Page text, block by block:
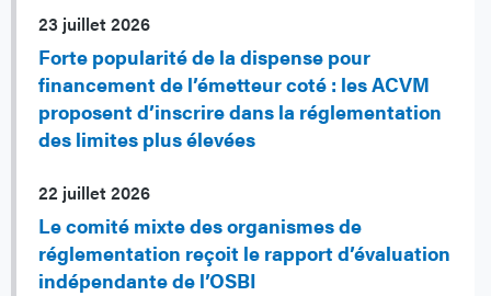
23 juillet 2026
Forte popularité de la dispense pour
financement de l’émetteur coté : les ACVM
proposent d’inscrire dans la réglementation
des limites plus élevées
22 juillet 2026
Le comité mixte des organismes de
réglementation reçoit le rapport d’évaluation
indépendante de l’OSBI